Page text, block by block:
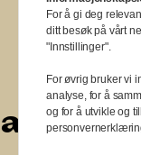
aaa
For å gi deg
ditt besøk på vårt
"Innstillinger".
For øvrig bruker vi
analyse, for å
og for å utvikle og